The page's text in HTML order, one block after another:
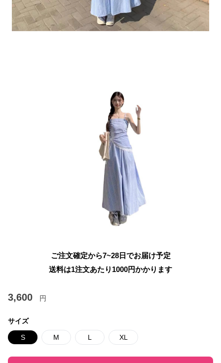
ご注文確定から7~28日でお届け予定
送料は1注文あたり 1000円かかります
3,600 円
サイズ
S M L XL